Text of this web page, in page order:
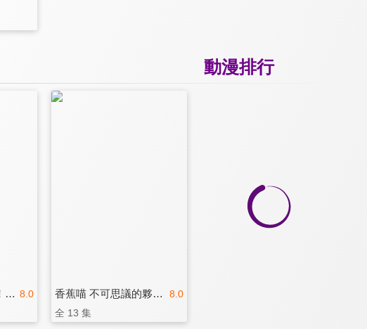
動漫排行
8.0
少年阿貝 GO！GO！小芝麻 第四季 8.0
香蕉喵 不可思議的夥伴們
全 13 集